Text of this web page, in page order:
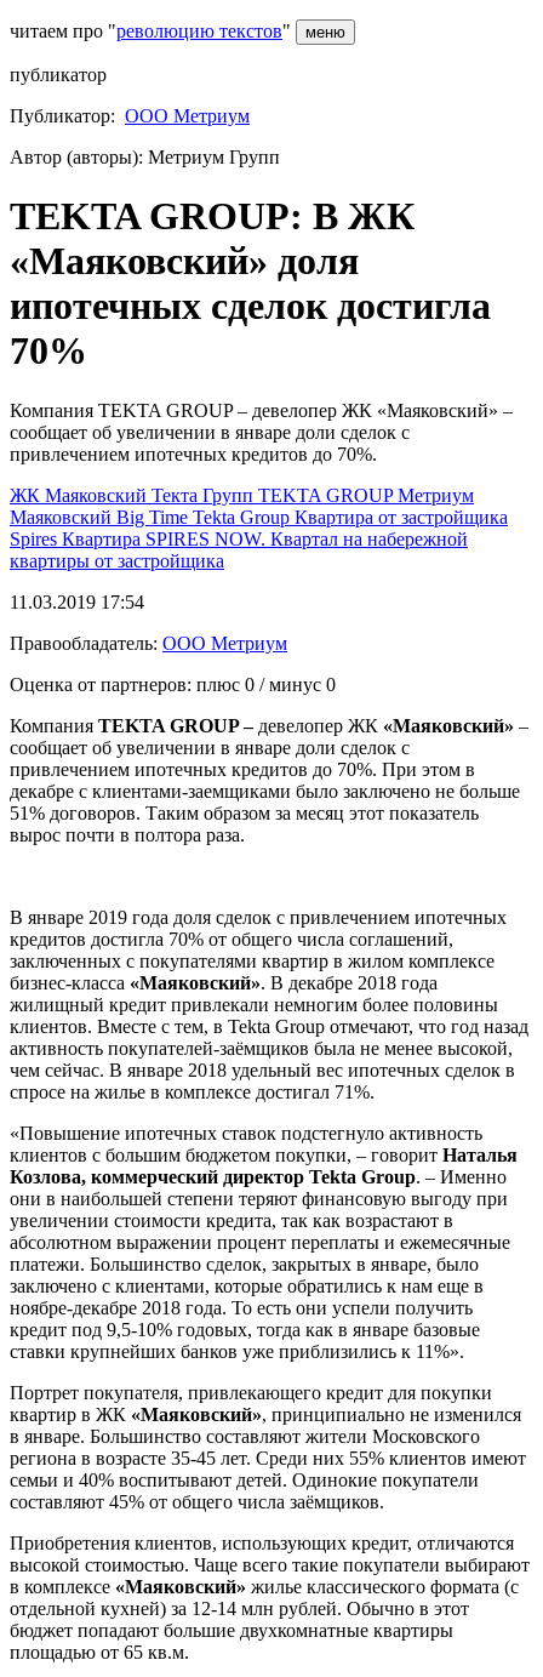
читаем про "революцию текстов" меню
публикатор
Публикатор: ООО Метриум
Автор (авторы): Метриум Групп
TEKTA GROUP: В ЖК
«Маяковский» доля
ипотечных сделок достигла
70%
Компания TEKTA GROUP – девелопер ЖК «Маяковский» –
сообщает об увеличении в январе доли сделок с
привлечением ипотечных кредитов до 70%.
ЖК Маяковский Текта Групп TEKTA GROUPМетриум
Маяковский Big Time Tekta Group Квартира от застройщика
Spires Квартира SPIRES NOW. Квартал на набережной
квартиры от застройщика
11.03.2019 17:54
Правообладатель: ООО Метриум
Оценка от партнеров: плюс 0 / минус 0
Компания TEKTA GROUP –девелопер ЖК «Маяковский» –
сообщает об увеличении в январе доли сделок с
привлечением ипотечных кредитов до 70%. При этом в
декабре с клиентами-заемщиками было заключено не больше
51% договоров. Таким образом за месяц этот показатель
вырос почти в полтора раза.
В январе 2019 года доля сделок с привлечением ипотечных
кредитов достигла 70% от общего числа соглашений,
заключенных с покупателями квартир в жилом комплексе
бизнес-класса «Маяковский». В декабре 2018 года
жилищный кредит привлекали немногим более половины
клиентов. Вместе с тем, в Tekta Group отмечают, что год назад
активность покупателей-заёмщиков была не менее высокой,
чем сейчас. В январе 2018 удельный вес ипотечных сделок в
спросе на жилье в комплексе достигал 71%.
«Повышение ипотечных ставок подстегнуло активность
клиентов с большим бюджетом покупки, – говорит Наталья
Козлова, коммерческий директор Tekta Group. – Именно
они в наибольшей степени теряют финансовую выгоду при
увеличении стоимости кредита, так как возрастают в
абсолютном выражении процент переплаты и ежемесячные
платежи. Большинство сделок, закрытых в январе, было
заключено с клиентами, которые обратились к нам еще в
ноябре-декабре 2018 года. То есть они успели получить
кредит под 9,5-10% годовых, тогда как в январе базовые
ставки крупнейших банков уже приблизились к 11%».
Портрет покупателя, привлекающего кредит для покупки
квартир в ЖК «Маяковский», принципиально не изменился
в январе. Большинство составляют жители Московского
региона в возрасте 35-45 лет. Среди них 55% клиентов имеют
семьи и 40% воспитывают детей. Одинокие покупатели
составляют 45% от общего числа заёмщиков.
Приобретения клиентов, использующих кредит, отличаются
высокой стоимостью. Чаще всего такие покупатели выбирают
в комплексе «Маяковский» жилье классического формата (с
отдельной кухней) за 12-14 млн рублей. Обычно в этот
бюджет попадают большие двухкомнатные квартиры
площадью от 65 кв.м.